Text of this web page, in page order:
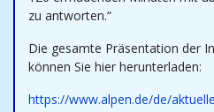
zu antworten.“
Die gesamte Präsentation der
können Sie hier herunterladen:
https://www.alpen.de/de/